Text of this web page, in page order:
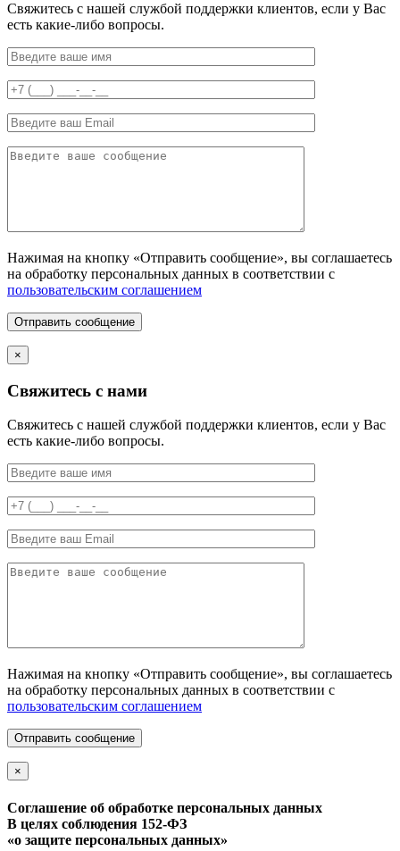
Свяжитесь с нашей службой поддержки клиентов, если у Вас
есть какие-либо вопросы.
Нажимая на кнопку «Отправить сообщение», вы соглашаетесь
на обработку персональных данных в соответствии с
пользовательским соглашением
Отправить сообщение
×
Свяжитесь с нами
Свяжитесь с нашей службой поддержки клиентов, если у Вас
есть какие-либо вопросы.
Нажимая на кнопку «Отправить сообщение», вы соглашаетесь
на обработку персональных данных в соответствии с
пользовательским соглашением
Отправить сообщение
×
Соглашение об обработке персональных данных
В целях соблюдения 152-ФЗ
«о защите персональных данных»